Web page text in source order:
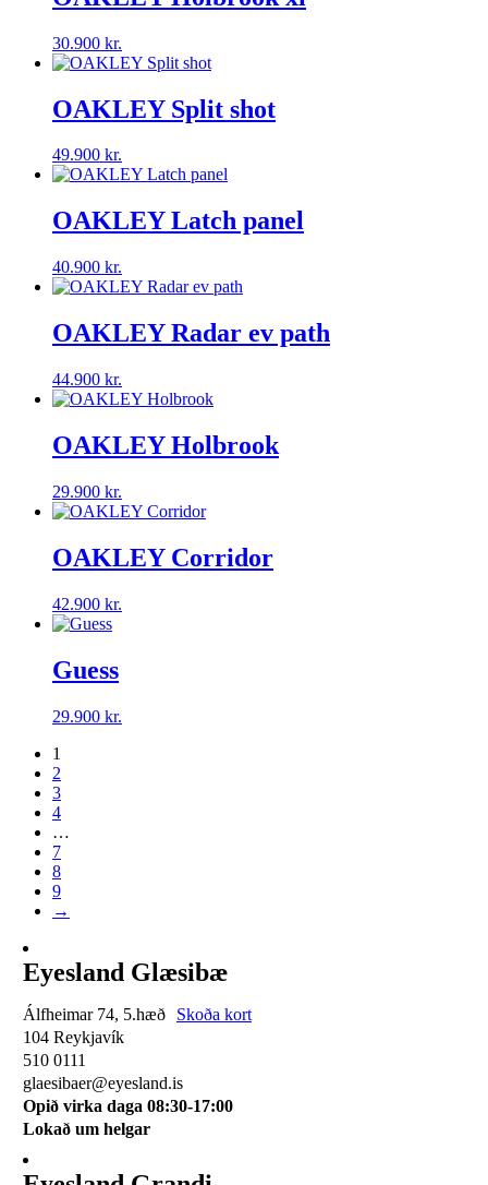
30.900 kr.
OAKLEY Split shot
49.900 kr.
OAKLEY Latch panel
40.900 kr.
OAKLEY Radar ev path
44.900 kr.
OAKLEY Holbrook
29.900 kr.
OAKLEY Corridor
42.900 kr.
Guess
29.900 kr.
1
2
3
4
…
7
8
9
→
Eyesland Glæsibæ
Álfheimar 74, 5.hæð
Skoða kort
104 Reykjavík
510 0111
glaesibaer@eyesland.is
Opið virka daga 08:30-17:00
Lokað um helgar